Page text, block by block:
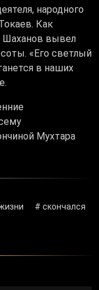
народного
Как
Шаханов вывел
«Его светлый
в наших
Мухтара
# скончался